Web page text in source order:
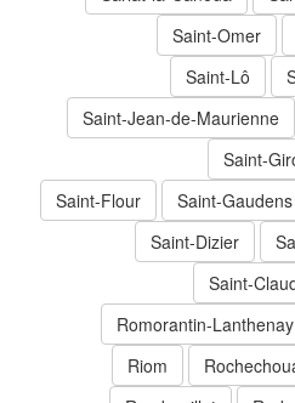
Saint-Omer
Saint-Lô
Saint-Jean-de-
Saint-
Saint-Flour
Saint-Dizier
Saint-
Romorantin-
Riom